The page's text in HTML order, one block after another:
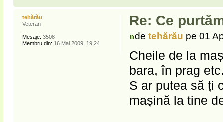
Re: Ce
detehărău pe 01
Cheile de la
bara, în prag
S ar putea să ți
mașină la tine
tehărău
Veteran
Mesaje: 3508
Membru din: 16 Mai 2009, 19:24